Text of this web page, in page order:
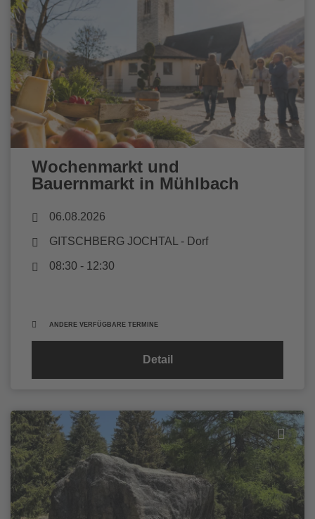
Wochenmarkt und
Bauernmarkt in Mühlbach
06.08.2026
GITSCHBERG JOCHTAL - Dorf
08:30 - 12:30
ANDERE VERFÜGBARE TERMINE
Detail